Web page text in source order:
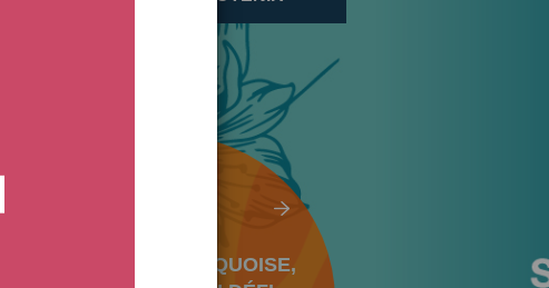
SEPTEMBRE TURQUOISE,